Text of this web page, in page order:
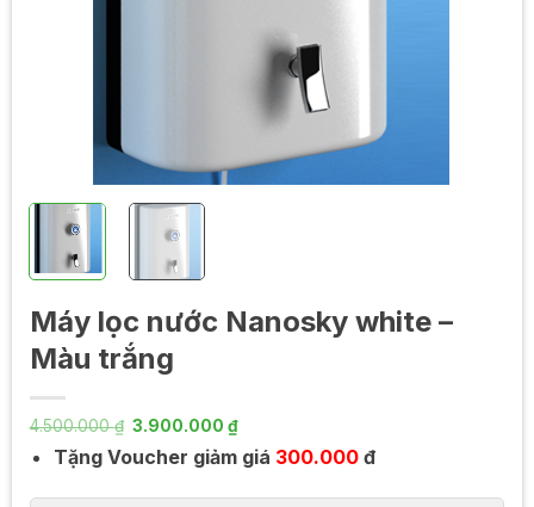
Máy lọc nước Nanosky white –
Màu trắng
4.500.000₫ Giá
là:
4.500.000 ₫.
3.900.000 ₫Giá
hiện
tại
là:
Tặng Voucher giảm giá 300.000 đ